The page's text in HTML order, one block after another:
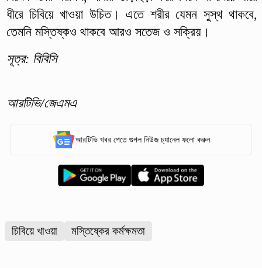
ধীরে চিবিয়ে খাওয়া উচিত। এতে শরীর যেমন সুস্থ থাকবে,
তেমনি মস্তিষ্কও থাকবে আরও সতেজ ও সক্রিয়।
সূত্র: বিবিসি
আরটিভি/জেএমএ
আরটিভি খবর পেতে গুগল নিউজ চ্যানেল ফলো করুন
চিবিয়ে খাওয়া মস্তিষ্কের কর্মক্ষমতা